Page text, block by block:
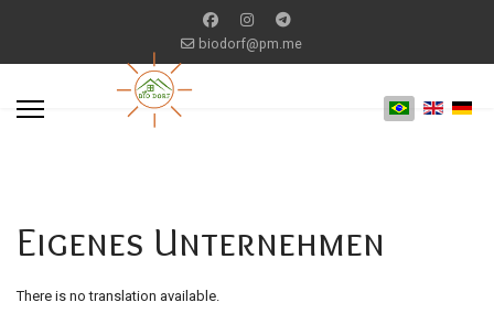
biodorf@pm.me
Eigenes Unternehmen
There is no translation available.